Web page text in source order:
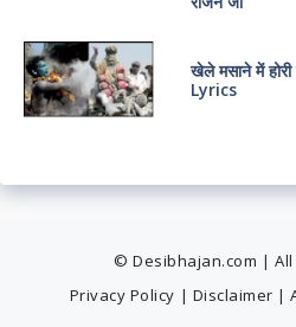
खेले मसाने में होरी
Lyrics
© Desibhajan.com |
Privacy Policy | Disclaimer |